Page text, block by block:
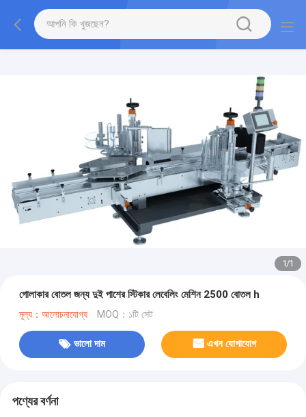
1/1
গোলাকার বোতল জন্য দুই পাশের স্টিকার লেবেলিং মেশিন 2500 বোতল h
মূল্য：আলোচনাযোগ্য MOQ：১টি সেট
ভালো দাম এখন যোগাযোগ
পণ্যের বর্ণনা